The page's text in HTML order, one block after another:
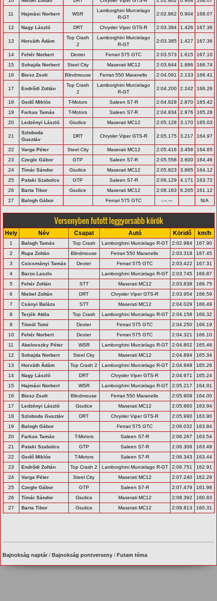
11 Hajmási Norbert WSR
Lamborghini Murcielago
R-GT
2:02.862 0.904 168.07
12 Nagy László DRT Chrysler Viper GTS-R 2:03.384 1.426 167.36
13 Horváth Ádám
Top Crash
2
Lamborghini Murcielago
R-GT
2:03.385 1.427 167.36
14 Fehér Norbert Dexter Ferrari 575 GTC 2:03.573 1.615
167.10
15
Sohajda Norbert Steel City Maserati MC12 2:03.844 1.886
166.74
16
Biesz Zsolt Blindmouse Ferrari 550 Maranello 2:04.091 2.133 166.41
17 Endrődi Zoltán
Top Crash
2
Lamborghini Murcielago
R-GT
2:04.200 2.242 166.26
18 Gedő Miklós T-Motors Saleen S7-R 2:04.828 2.870
165.42
19
Farkas Tamás T-Motors Saleen S7-R 2:04.934 2.976
165.28
20
Ledzényi László Giudice Maserati MC12 2:05.128 3.170 165.03
21
Szloboda
Gusztáv
DRT Chrysler Viper GTS-R 2:05.175 3.217 164.97
22 Varga Péter Steel City Maserati MC12 2:05.416 3.458
164.65
23
Czegle Gábor GTP Saleen S7-R 2:05.558 3.600
164.46
24
Tímár Sándor Giudice Maserati MC12 2:05.823 3.865
164.12
25
Pataki Szabolcs GTP Saleen S7-R 2:06.129 4.171
163.72
26
Barta Tibor Giudice Maserati MC12 2:08.163 6.205
161.12
27
Balogh Gábor Ferrari 575 GTC -:--.--- N/A
Versenyben futott leggyorsabb körök
Hely Név Csapat Autó Köridő km/h
1 Balogh Tamás Top Crash Lamborghini Murcielago R-GT 2:02.984
167.90
2
Rupa Zoltán Blindmouse Ferrari 550 Maranello 2:03.318
167.45
3
Csicsmányi Tamás Dexter Ferrari 575 GTC 2:03.422
167.31
4
Barzo Laszlo Lamborghini Murcielago R-GT 2:03.745
166.87
5
Fehér Zoltán STT Maserati MC12 2:03.838
166.75
6
Niebel Zoltán DRT Chrysler Viper GTS-R 2:03.954
166.59
7
Csányi Balázs STT Maserati MC12 2:04.029
166.49
8
Terjék Attila Top Crash Lamborghini Murcielago R-GT 2:04.158
166.32
9
Tömöl Tomi Dexter Ferrari 575 GTC 2:04.250
166.19
10
Fehér Norbert Dexter Ferrari 575 GTC 2:04.321
166.10
11
Abelovszky Péter WSR Lamborghini Murcielago R-GT 2:04.802
165.46
12
Sohajda Norbert Steel City Maserati MC12 2:04.894
165.34
13
Horváth Ádám Top Crash 2 Lamborghini Murcielago R-GT 2:04.949
165.26
14
Nagy László DRT Chrysler Viper GTS-R 2:04.971
165.24
15
Hajmási Norbert WSR Lamborghini Murcielago R-GT 2:05.217
164.91
16
Biesz Zsolt Blindmouse Ferrari 550 Maranello 2:05.909
164.00
17
Ledzényi László Giudice Maserati MC12 2:05.960
163.94
18
Szloboda Gusztáv DRT Chrysler Viper GTS-R 2:05.990
163.90
19
Balogh Gábor Ferrari 575 GTC 2:06.032
163.84
20
Farkas Tamás T-Motors Saleen S7-R 2:06.267
163.54
21
Pataki Szabolcs GTP Saleen S7-R 2:06.306
163.49
22
Gedő Miklós T-Motors Saleen S7-R 2:06.343
163.44
23
Endrődi Zoltán Top Crash 2 Lamborghini Murcielago R-GT 2:06.751
162.91
24
Varga Péter Steel City Maserati MC12 2:07.240
162.29
25
Czegle Gábor GTP Saleen S7-R 2:07.479
161.98
26
Tímár Sándor Giudice Maserati MC12 2:08.392
160.83
27
Barta Tibor Giudice Maserati MC12 2:08.813 160.31
Bajnokság naptár /Bajnokság pontverseny /Futam téma